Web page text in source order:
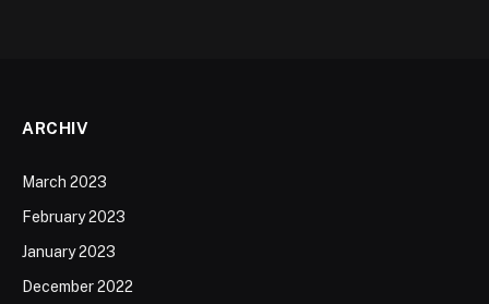
ARCHIV
March 2023
February 2023
January 2023
December 2022